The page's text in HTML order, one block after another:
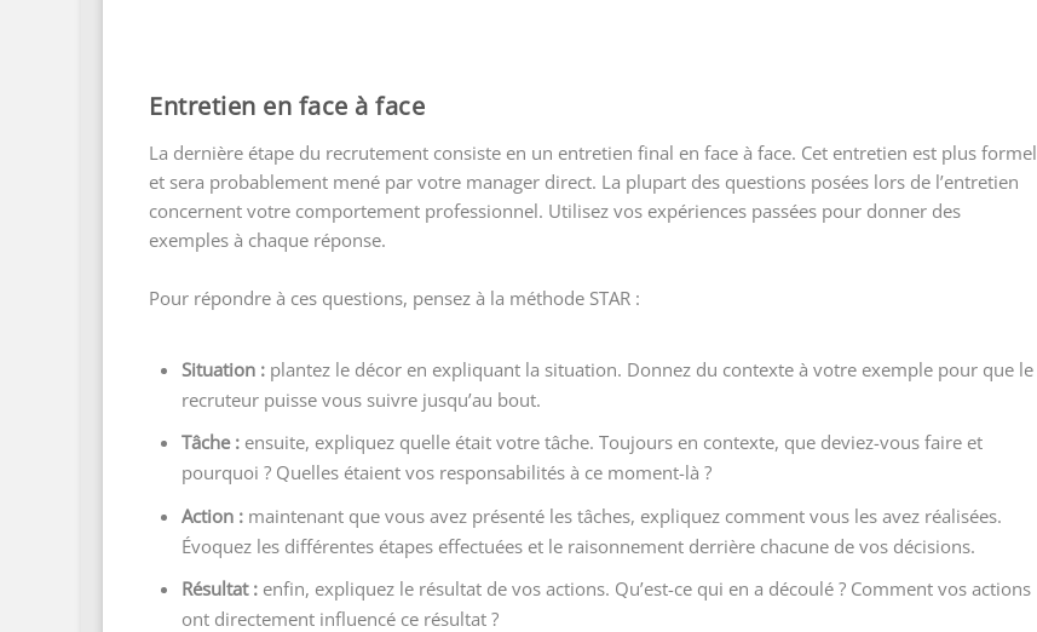
Entretien en face à face
La dernière étape du recrutement consiste en un entretien final en face à face. Cet entretien est plus formel
et sera probablement mené par votre manager direct. La plupart des questions posées lors de l’entretien
concernent votre comportement professionnel. Utilisez vos expériences passées pour donner des
exemples à chaque réponse.
Pour répondre à ces questions, pensez à la méthode STAR :
Situation : plantez le décor en expliquant la situation. Donnez du contexte à votre exemple pour que le
recruteur puisse vous suivre jusqu’au bout.
Tâche : ensuite, expliquez quelle était votre tâche. Toujours en contexte, que deviez-vous faire et
pourquoi ? Quelles étaient vos responsabilités à ce moment-là ?
Action : maintenant que vous avez présenté les tâches, expliquez comment vous les avez réalisées.
Évoquez les différentes étapes effectuées et le raisonnement derrière chacune de vos décisions.
Résultat : enfin, expliquez le résultat de vos actions. Qu’est-ce qui en a découlé ? Comment vos actions
ont directement influencé ce résultat ?